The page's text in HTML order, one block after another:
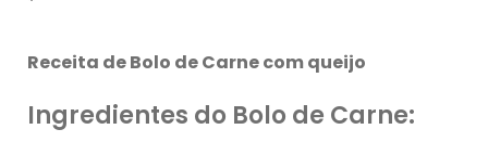
Receita de Bolo de Carne com queijo
Ingredientes do Bolo de Carne: